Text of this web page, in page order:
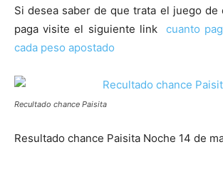
Si desea saber de que trata el juego de
paga visite el siguiente linkcuanto
cada peso apostado
Recultado chance Paisita
Resultado chance Paisita Noche 14 de